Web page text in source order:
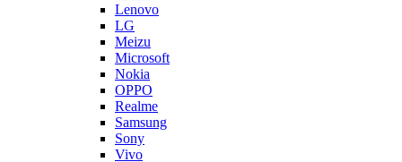
Lenovo
LG
Meizu
Microsoft
Nokia
OPPO
Realme
Samsung
Sony
Vivo